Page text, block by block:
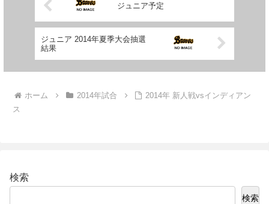
ジュニア予定
ジュニア 2014年夏季大会抽選
結果
ホーム 2014年試合
2014年 新人戦vsインディアン
ス
検索
検索